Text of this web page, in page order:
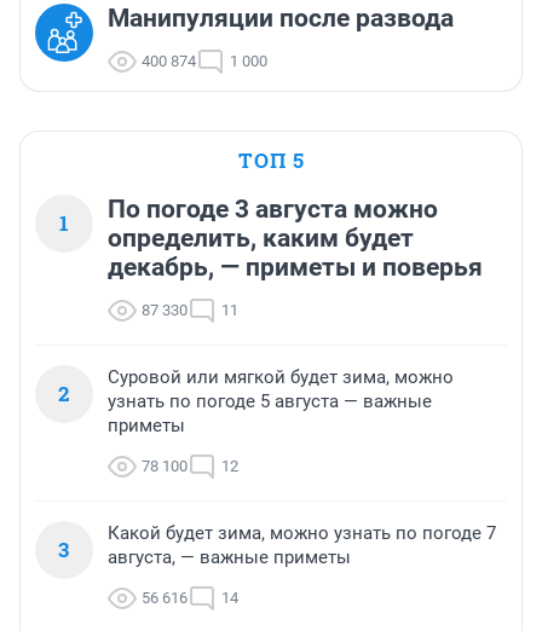
Манипуляции после развода
400 874 1 000
ТОП 5
1
По погоде 3 августа можно
определить, каким будет
декабрь, — приметы и поверья
87 330 11
2
Суровой или мягкой будет зима, можно
узнать по погоде 5 августа — важные
приметы
78 100 12
3
Какой будет зима, можно узнать по погоде 7
августа, — важные приметы
56 616 14